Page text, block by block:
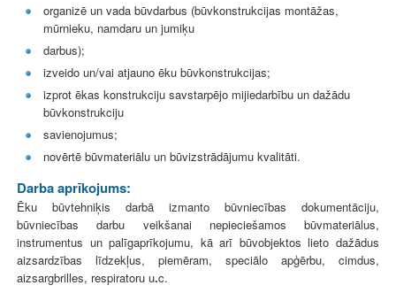
organizē un vada būvdarbus (būvkonstrukcijas montāžas,
mūrnieku, namdaru un jumiķu
darbus);
izveido un/vai atjauno ēku būvkonstrukcijas;
izprot ēkas konstrukciju savstarpējo mijiedarbību un dažādu
būvkonstrukciju
savienojumus;
novērtē būvmateriālu un būvizstrādājumu kvalitāti.
Darba aprīkojums:
Ēku būvtehniķis darbā izmanto būvniecības dokumentāciju,
būvniecības darbu veikšanai nepieciešamos būvmateriālus,
instrumentus un palīgaprīkojumu, kā arī būvobjektos lieto dažādus
aizsardzības līdzekļus, piemēram, speciālo apģērbu, cimdus,
aizsargbrilles, respiratoru u.c.